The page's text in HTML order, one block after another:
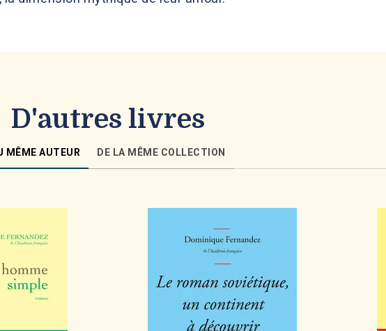
D'autres livres
MÊME AUTEUR DE LA MÊME COLLECTION